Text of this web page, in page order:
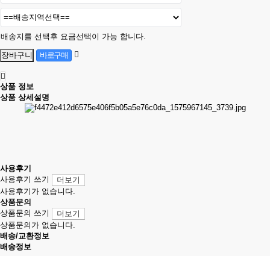
배송지를 선택후 요금선택이 가능 합니다.
상품 정보
상품 상세설명
사용후기
사용후기 쓰기
더보기
사용후기가 없습니다.
상품문의
상품문의 쓰기
더보기
상품문의가 없습니다.
배송/교환정보
배송정보